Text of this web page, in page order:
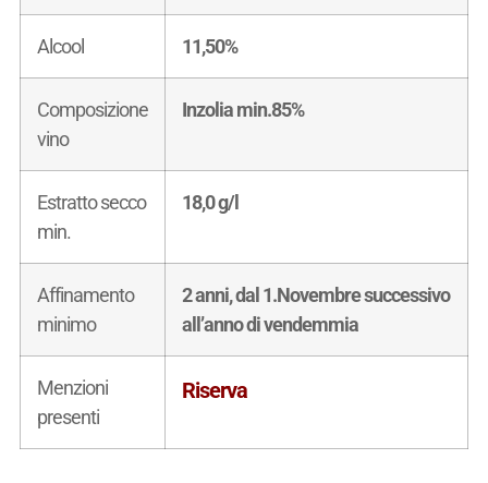
Alcool 11,50%
Composizione
vino
Inzolia min.85%
Estratto secco
min.
18,0 g/l
Affinamento
minimo
2 anni, dal 1.Novembre successivo
all’anno di vendemmia
Menzioni
presenti
Riserva